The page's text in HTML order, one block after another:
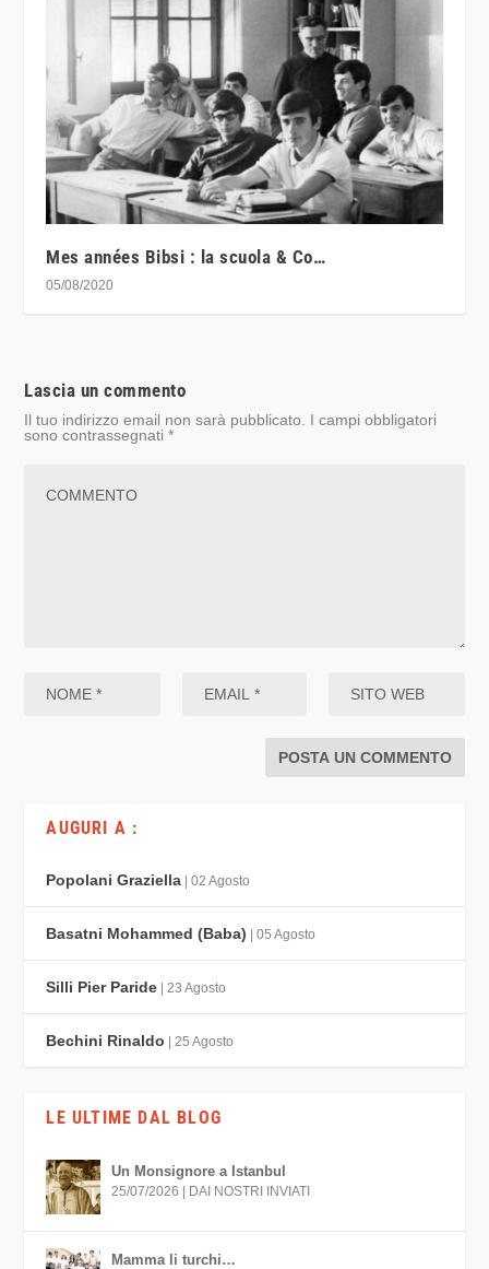
Mes années Bibsi : la scuola & Co…
05/08/2020
Lascia un commento
Il tuo indirizzo email non sarà pubblicato.
I campi obbligatori
sono contrassegnati*
AUGURI A :
Popolani Graziella | 02 Agosto
Basatni Mohammed (Baba) | 05 Agosto
Silli Pier Paride | 23 Agosto
Bechini Rinaldo | 25 Agosto
LE ULTIME DAL BLOG
Un Monsignore a Istanbul
25/07/2026 | DAI NOSTRI INVIATI
Mamma li turchi…